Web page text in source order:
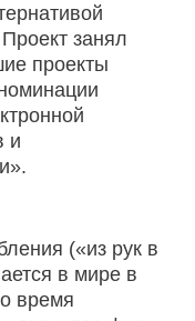
занял
проекты
и
(«из рук в
в мире в
время